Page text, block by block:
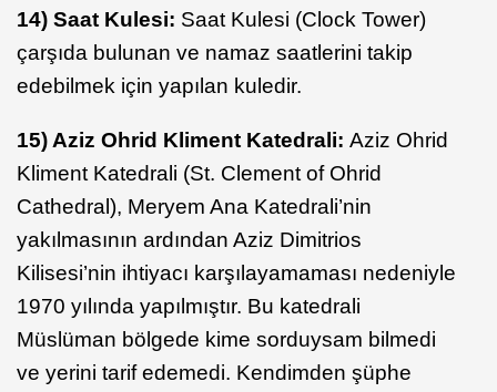
14) Saat Kulesi: Saat Kulesi (Clock Tower)
çarşıda bulunan ve namaz saatlerini takip
edebilmek için yapılan kuledir.
15) Aziz Ohrid Kliment Katedrali: Aziz Ohrid
Kliment Katedrali (St. Clement of Ohrid
Cathedral), Meryem Ana Katedrali’nin
yakılmasının ardından Aziz Dimitrios
Kilisesi’nin ihtiyacı karşılayamaması nedeniyle
1970 yılında yapılmıştır. Bu katedrali
Müslüman bölgede kime sorduysam bilmedi
ve yerini tarif edemedi. Kendimden şüphe